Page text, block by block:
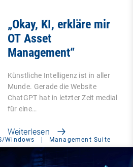
„Okay, KI, erkläre mir
OT Asset
Management“
Künstliche Intelligenz ist in aller
Munde. Gerade die Website
ChatGPT hat in letzter Zeit medial
für eine…
Weiterlesen
Windows | Management Suite